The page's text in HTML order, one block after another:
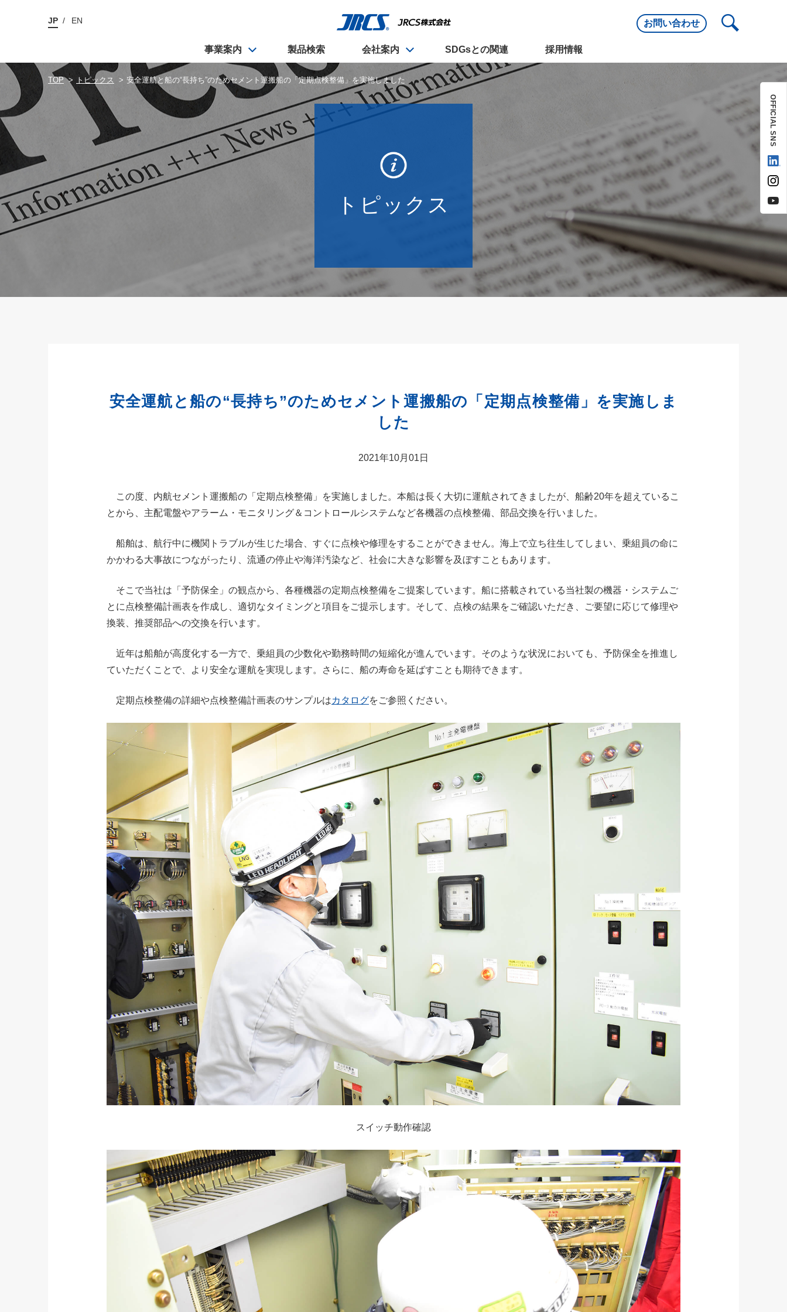
事業案内
海洋事業 デジタル事業 ライフスタイル事業
製品検索 会社案内
ごあいさつ 経営理念 ひとづくり 会社概要
品質管理 アクセス 動画チャンネル
SDGsとの関連 採用情報
お問い合わせ
JP EN
OFFICIAL SNS
ライフスタイル事業
ひとづくり 会社概要 沿革
品質管理 アクセス 動画チャンネル
TOP トピックス 安全運航と船の“長持ち”のためセメント運搬船の「定期点検整備」を実施しました
トピックス
安全運航と船の“長持ち”のためセメント運搬船の「定期点検整備」を実施しま
した
2021年10月01日
この度、内航セメント運搬船の「定期点検整備」を実施しました。本船は長く大切に運航されてきましたが、船齢20年を超えているこ
とから、主配電盤やアラーム・モニタリング＆コントロールシステムなど各機器の点検整備、部品交換を行いました。
船舶は、航行中に機関トラブルが生じた場合、すぐに点検や修理をすることができません。海上で立ち往生してしまい、乗組員の命に
かかわる大事故につながったり、流通の停止や海洋汚染など、社会に大きな影響を及ぼすこともあります。
そこで当社は「予防保全」の観点から、各種機器の定期点検整備をご提案しています。船に搭載されている当社製の機器・システムご
とに点検整備計画表を作成し、適切なタイミングと項目をご提示します。そして、点検の結果をご確認いただき、ご要望に応じて修理や
換装、推奨部品への交換を行います。
近年は船舶が高度化する一方で、乗組員の少数化や勤務時間の短縮化が進んでいます。そのような状況においても、予防保全を推進し
ていただくことで、より安全な運航を実現します。さらに、船の寿命を延ばすことも期待できます。
定期点検整備の詳細や点検整備計画表のサンプルはカタログをご参照ください。
スイッチ動作確認